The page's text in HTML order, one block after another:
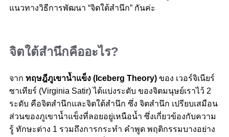
แนวทางวิธีการพัฒนา “จิตใต้สำนึก” กันค่ะ
จิตใต้สำนึกคืออะไร?
จาก ทฤษฎีภูเขาน้ำแข็ง (Iceberg Theory) ของ เวอร์จิเนียร์
ซาเทียร์ (Virginia Satir) ได้แบ่งระดับ ของจิตมนุษย์เราไว้ 2
ระดับ คือจิตสำนึกและจิตใต้สำนึก ซึ่ง จิตสำนึก เปรียบเสมือน
ส่วนของภูเขาน้ำแข็งที่ลอยอยู่เหนือน้ำ ซึ่งเกี่ยวข้องกับความ
รู้ ทักษะต่าง 1 รวมถึงการกระทำ คำพูด พฤติกรรมบางอย่าง